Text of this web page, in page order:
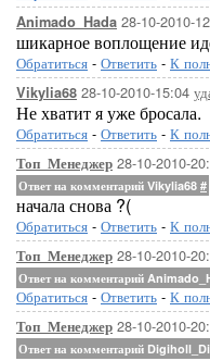
Animado_Hada 28-10-2010-
шикарное воплощение
Обратиться - Ответить - К
Vikylia68 28-10-2010-15:04
Не хватит я уже бросала.
Обратиться - Ответить - К
Топ_Менеджер 28-10-2010-
Ответ на комментарий Vikylia68 #
начала снова ?(
Обратиться - Ответить - К
Топ_Менеджер 28-10-2010-
Ответ на комментарий
Обратиться - Ответить - К
Топ_Менеджер 28-10-2010-
Ответ на комментарий